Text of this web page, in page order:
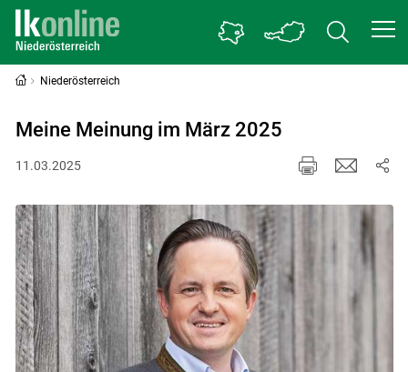
Niederösterreich
Meine Meinung im März 2025
11.03.2025